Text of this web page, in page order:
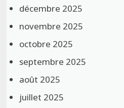
décembre 2025
novembre 2025
octobre 2025
septembre 2025
août 2025
juillet 2025